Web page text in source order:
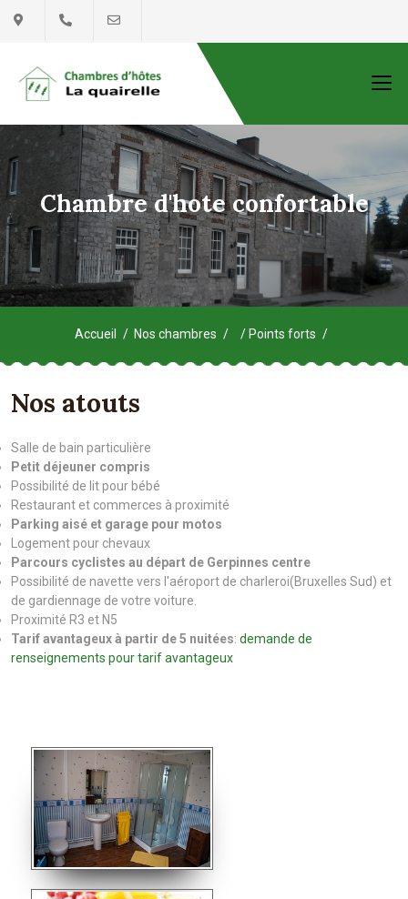
Chambre d'hote confortable
Accueil Nos chambres Points forts
Nos atouts
Salle de bain particulière
Petit déjeuner compris
Possibilité de lit pour bébé
Restaurant et commerces à proximité
Parking aisé et garage pour motos
Logement pour chevaux
Parcours cyclistes au départ de Gerpinnes centre
Possibilité de navette vers l'aéroport de charleroi(Bruxelles Sud) et
de gardiennage de votre voiture.
Proximité R3 et N5
Tarif avantageux à partir de 5 nuitées: demande de
renseignements pour tarif avantageux